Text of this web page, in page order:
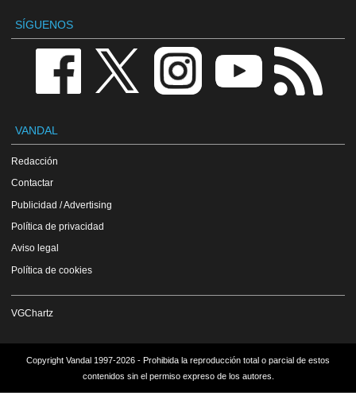
SÍGUENOS
VANDAL
Redacción
Contactar
Publicidad / Advertising
Política de privacidad
Aviso legal
Política de cookies
VGChartz
Copyright Vandal 1997-2026 - Prohibida la reproducción total o parcial de estos
contenidos sin el permiso expreso de los autores.